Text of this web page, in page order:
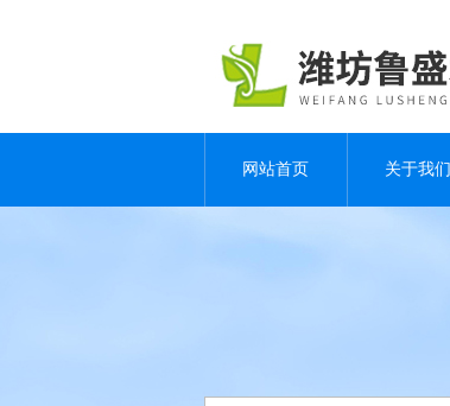
网站首页 关于我们